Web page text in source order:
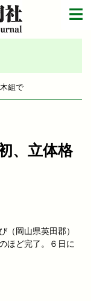
組で
、立体格
（岡山県英田郡）
ほど完了。６日に